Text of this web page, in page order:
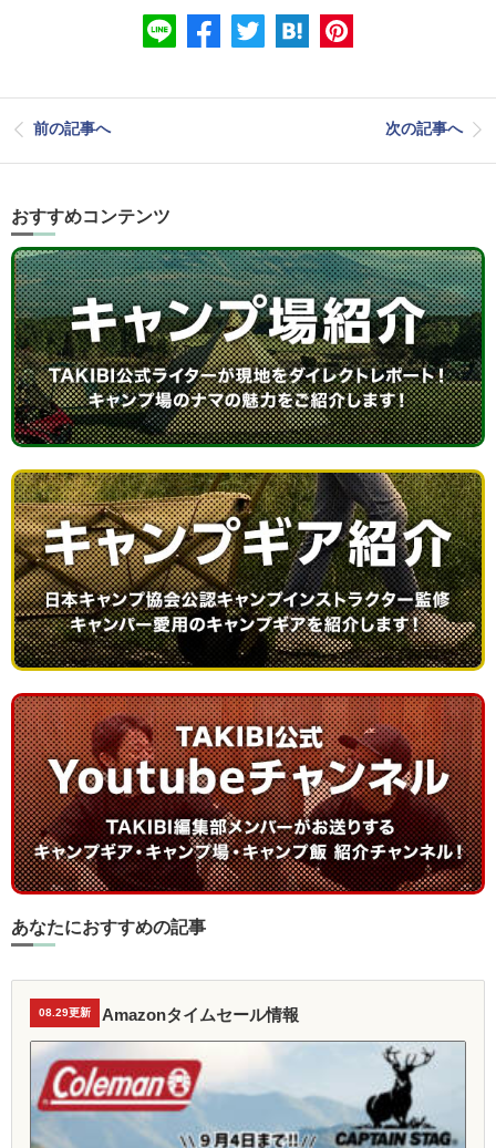
前の記事へ 次の記事へ
おすすめコンテンツ
あなたにおすすめの記事
08.29更新 Amazonタイムセール情報